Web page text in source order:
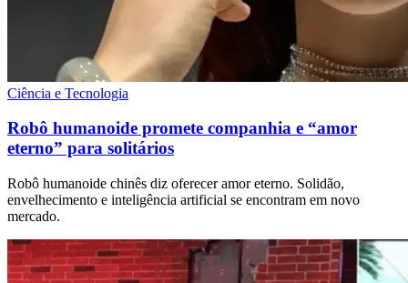
Ciência e Tecnologia
Robô humanoide promete companhia e “amor
eterno” para solitários
Robô humanoide chinês diz oferecer amor eterno. Solidão,
envelhecimento e inteligência artificial se encontram em novo
mercado.